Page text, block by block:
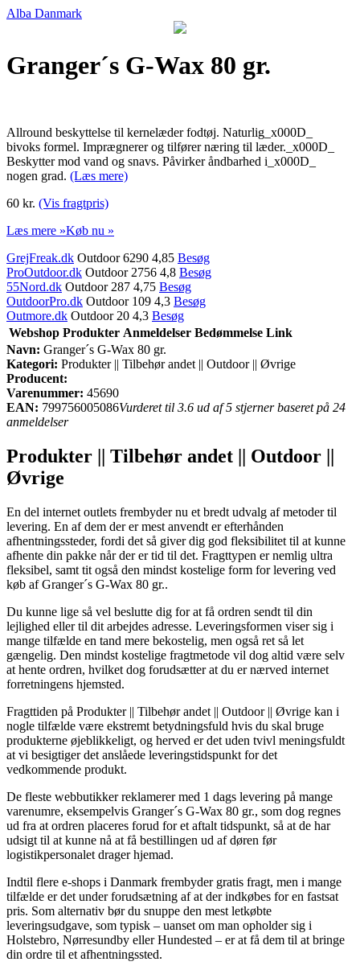
Alba Danmark
Granger´s G-Wax 80 gr.
Allround beskyttelse til kernelæder fodtøj. Naturlig_x000D_
bivoks formel. Imprægnerer og tilfører næring til læder._x000D_
Beskytter mod vand og snavs. Påvirker åndbarhed i_x000D_
nogen grad. (Læs mere)
60 kr. (Vis fragtpris)
Læs mere »Køb nu »
GrejFreak.dk Outdoor 6290 4,85 Besøg
ProOutdoor.dk Outdoor 2756 4,8 Besøg
55Nord.dk Outdoor 287 4,75 Besøg
OutdoorPro.dk Outdoor 109 4,3 Besøg
Outmore.dk Outdoor 20 4,3 Besøg
Webshop Produkter Anmeldelser Bedømmelse Link
Navn: Granger´s G-Wax 80 gr.
Kategori: Produkter || Tilbehør andet || Outdoor || Øvrige
Producent:
Varenummer: 45690
EAN: 799756005086Vurderet til 3.6 ud af 5 stjerner baseret på 24
anmeldelser
Produkter || Tilbehør andet || Outdoor ||
Øvrige
En del internet outlets frembyder nu et bredt udvalg af metoder til
levering. En af dem der er mest anvendt er efterhånden
afhentningssteder, fordi det så giver dig god fleksibilitet til at kunne
afhente din pakke når der er tid til det. Fragttypen er nemlig ultra
fleksibel, samt tit også den mindst kostelige form for levering ved
køb af Granger´s G-Wax 80 gr..
Du kunne lige så vel beslutte dig for at få ordren sendt til din
lejlighed eller til dit arbejdes adresse. Leveringsformen viser sig i
mange tilfælde en tand mere bekostelig, men også ret så let
gængelig. Den mindst kostelige fragtmetode vil dog altid være selv
at hente ordren, hvilket dog forudsætter at du er nærved internet
forretningens hjemsted.
Fragttiden på Produkter || Tilbehør andet || Outdoor || Øvrige kan i
nogle tilfælde være ekstremt betydningsfuld hvis du skal bruge
produkterne øjeblikkeligt, og herved er det uden tvivl meningsfuldt
at vi besigtiger det anslåede leveringstidspunkt for det
vedkommende produkt.
De fleste webbutikker reklamerer med 1 dags levering på mange
varenumre, eksempelvis Granger´s G-Wax 80 gr., som dog regnes
ud fra at ordren placeres forud for et aftalt tidspunkt, så at de har
udsigt til at kunne nå at få bestillingen ud af døren før
logistikpersonalet drager hjemad.
Indtil flere e-shops i Danmark frembyder gratis fragt, men i mange
tilfælde er det under forudsætning af at der indkøbes for en fastsat
pris. Som alternativ bør du snuppe den mest letkøbte
leveringsudgave, som typisk – uanset om man opholder sig i
Holstebro, Nørresundby eller Hundested – er at få dem til at bringe
din ordre til et afhentningssted.